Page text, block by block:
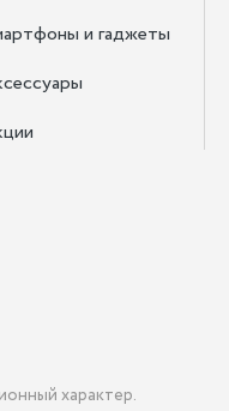
и гаджеты
характер.